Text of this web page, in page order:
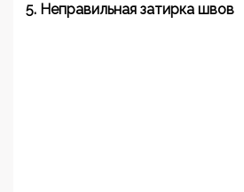
5. Неправильная затирка швов